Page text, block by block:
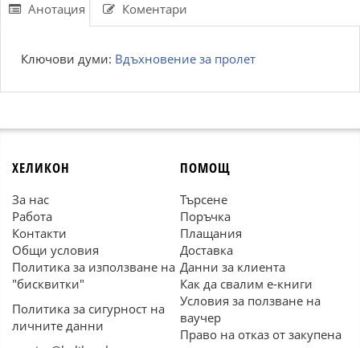
Анотация Коментари
Ключови думи: Вдъхновение за пролет
ХЕЛИКОН
За нас
Работа
Контакти
Общи условия
Политика за използване на
"бисквитки"
Политика за сигурност на
личните данни
ПОМОЩ
Търсене
Поръчка
Плащания
Доставка
Данни за клиента
Как да свалим е-книги
Условия за ползване на
ваучер
Право на отказ от закупена